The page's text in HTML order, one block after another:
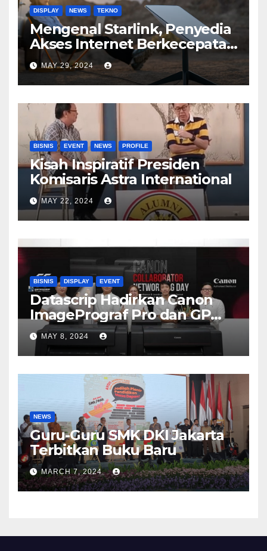
DISPLAY NEWS TEKNO
Mengenal Starlink, Penyedia
Akses Internet Berkecepatan
Tinggi
MAY 29, 2024
BISNIS EVENT NEWS PROFILE
Kisah Inspiratif Presiden
Komisaris Astra International
MAY 22, 2024
BISNIS DISPLAY EVENT
Datascrip Hadirkan Canon
ImagePrograf Pro dan GP
Series
MAY 8, 2024
NEWS
Guru-Guru SMK DKI Jakarta
Terbitkan Buku Baru
MARCH 7, 2024